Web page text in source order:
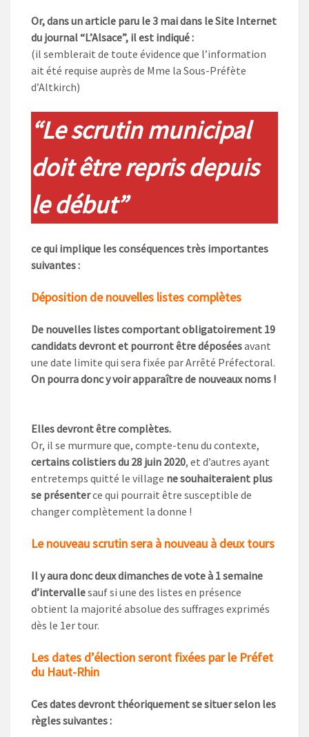
Or, dans un article paru le 3 mai dans le Site Internet
du journal “L’Alsace”, il est indiqué :
(il semblerait de toute évidence que l’information
ait été requise auprès de Mme la Sous-Préfète
d’Altkirch)
“Le scrutin municipal
doit être repris depuis
le début”
ce qui implique les conséquences très importantes
suivantes :
Déposition de nouvelles listes complètes
De nouvelles listes comportant obligatoirement 19
candidats devront et pourront être déposéesavant
une date limite qui sera fixée par Arrêté Préfectoral.
On pourra donc y voir apparaître de nouveaux noms !
Elles devront être complètes.
Or, il se murmure que, compte-tenu du contexte,
certains colistiers du 28 juin 2020, et d’autres ayant
entretemps quitté le village ne souhaiteraient plus
se présenterce qui pourrait être susceptible de
changer complètement la donne !
Le nouveau scrutin sera à nouveau à deux tours
Il y aura donc deux dimanches de vote à 1 semaine
d’intervallesauf si une des listes en présence
obtient la majorité absolue des suffrages exprimés
dès le 1er tour.
Les dates d’élection seront fixées par le Préfet
du Haut-Rhin
Ces dates devront théoriquement se situer selon les
règles suivantes :